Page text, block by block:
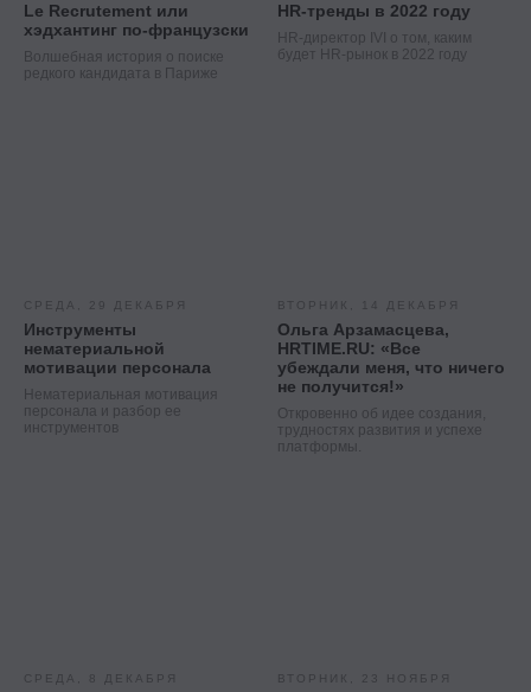
Le Recrutement или
хэдхантинг по-французски
Волшебная история о поиске
редкого кандидата в Париже
HR-тренды в 2022 году
HR-директор IVI о том, каким
будет HR-рынок в 2022 году
СРЕДА, 29 ДЕКАБРЯ
Инструменты
нематериальной
мотивации персонала
Нематериальная мотивация
персонала и разбор ее
инструментов
ВТОРНИК, 14 ДЕКАБРЯ
Ольга Арзамасцева,
HRTIME.RU: «Все
убеждали меня, что ничего
не получится!»
Откровенно об идее создания,
трудностях развития и успехе
платформы.
СРЕДА, 8 ДЕКАБРЯ ВТОРНИК, 23 НОЯБРЯ